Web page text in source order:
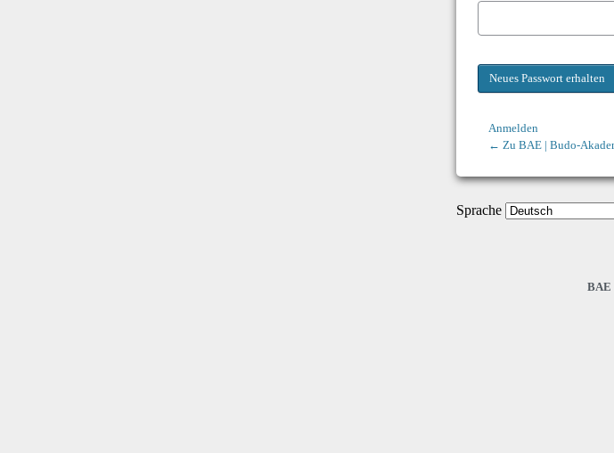
Anmelden
← Zu BAE | Budo-
Sprache
BAE